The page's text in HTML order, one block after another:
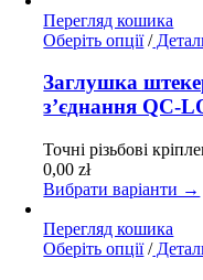
товару
Перегляд кошика
Оберіть опції Цей
має
кілька
можна
на
товару
/
Заглушка
з’єднання QC-
Точні різьбові
0,00zł
Вибрати варіанти →
Перегляд кошика
Оберіть опції Цей
/